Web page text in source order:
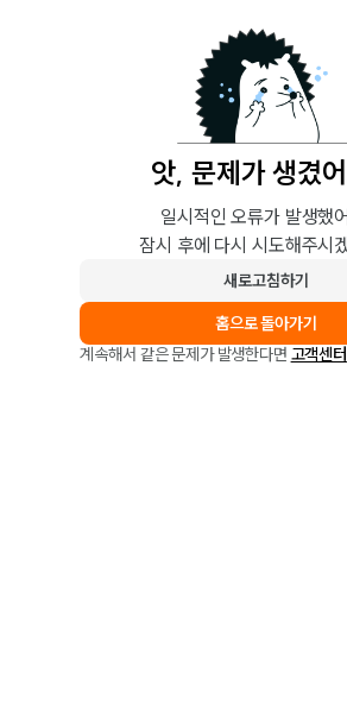
앗, 문제가 생겼
일시적인 오류가 발생했
잠시 후에 다시 시도해주시
새로고침하기
홈으로 돌아가기
계속해서 같은 문제가 발생한다면 고객센터